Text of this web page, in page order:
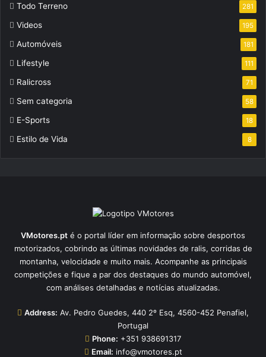
Todo Terreno 281
Videos 195
Automóveis 181
Lifestyle 111
Ralicross 71
Sem categoria 58
E-Sports 18
Estilo de Vida 8
VMotores.pt é o portal líder em informação sobre desportos
motorizados, cobrindo as últimas novidades de ralis, corridas de
montanha, velocidade e muito mais. Acompanhe as principais
competições e fique a par dos destaques do mundo automóvel,
com análises detalhadas e notícias atualizadas.
Address: Av. Pedro Guedes, 440 2º Esq, 4560-452 Penafiel,
Portugal
Phone: +351 938691317
Email: info@vmotores.pt